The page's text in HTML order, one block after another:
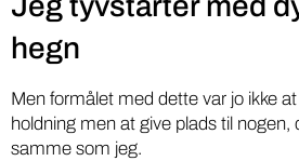
hegn
Men formålet med dette var jo ikke
holdning men at give plads til nogen,
samme som jeg.